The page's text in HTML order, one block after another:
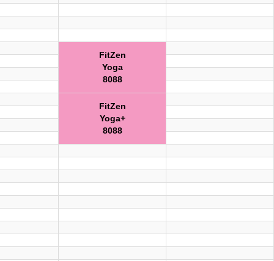
FitZen
Yoga
8088
FitZen
Yoga+
8088